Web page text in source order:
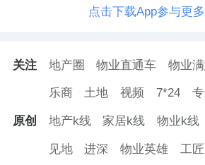
点击下载App参与更
关注 地产圈 物业直通车 物业
乐商 土地 视频 7*24
原创 地产k线 家居k线 物业k线
见地 进深 物业英雄 工